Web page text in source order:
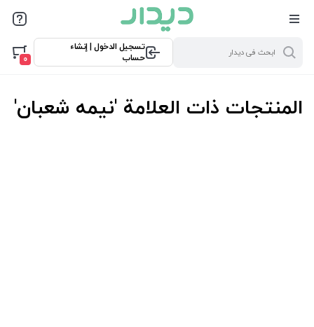
تسجيل الدخول | إنشاء
حساب
0
المنتجات ذات العلامة 'نیمه شعبان'